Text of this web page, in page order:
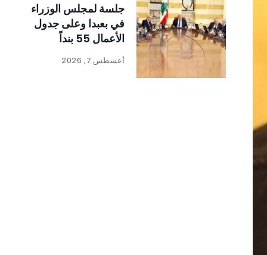
جلسة لمجلس الوزراء
في بعبدا وعلى جدول
الأعمال 55 بنداً
أغسطس 7, 2026